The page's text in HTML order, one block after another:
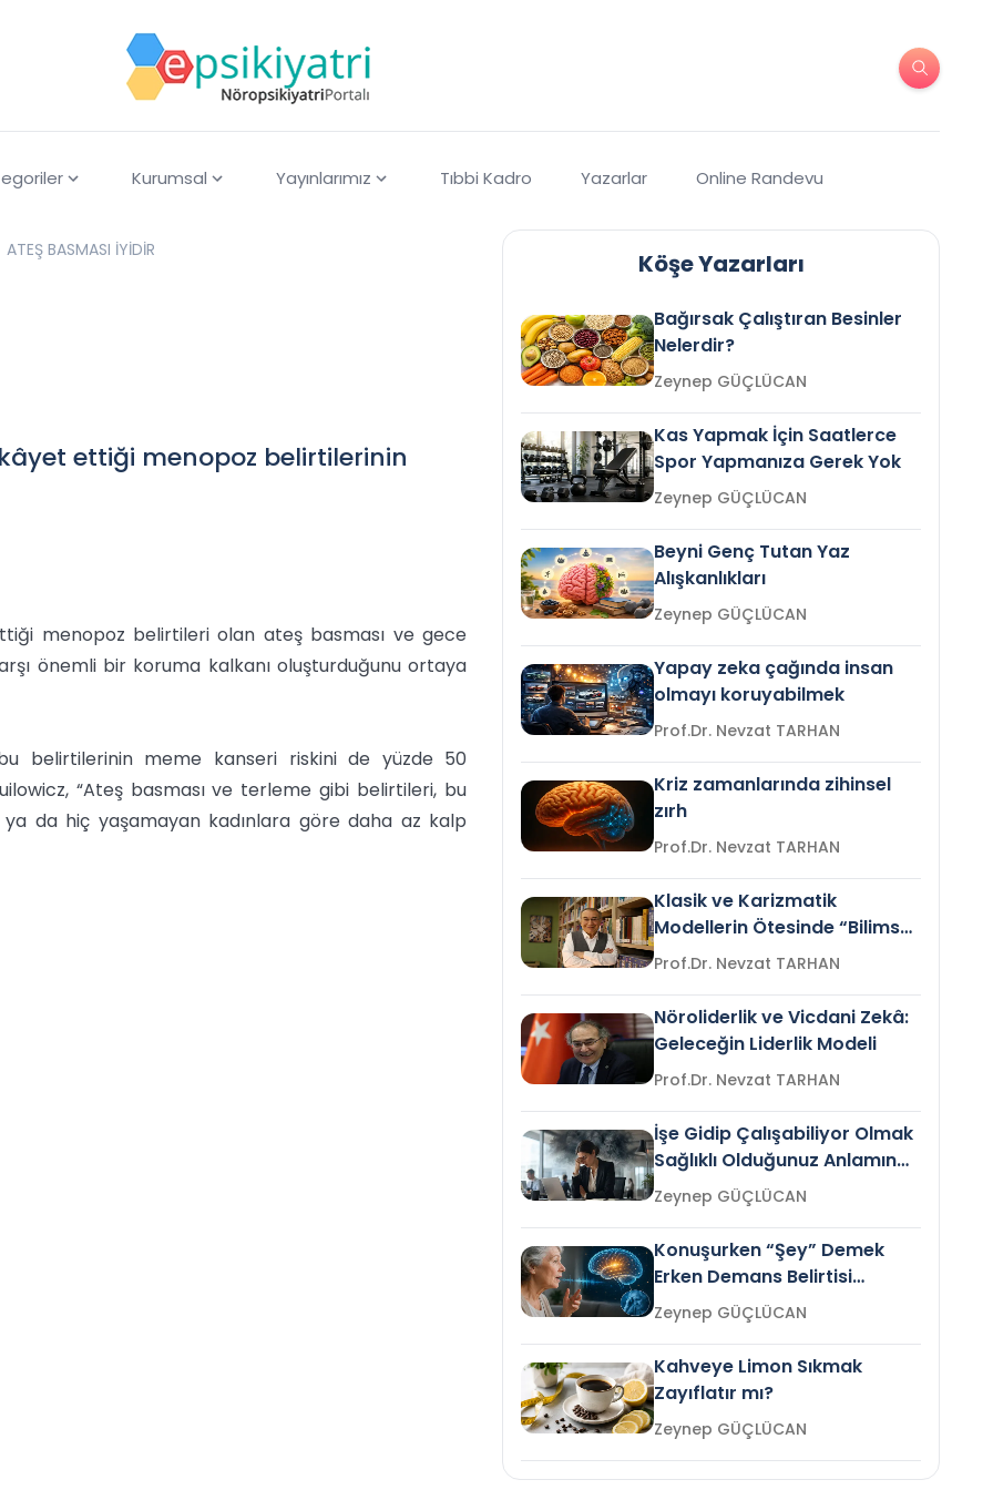
Kurumsal Yayınlarımız Tıbbi Kadro Yazarlar Online Randevu
ATEŞ BASMASI İYİDİR
ettiği menopoz belirtilerinin
menopoz belirtileri olan ateş basması ve gece
önemli bir koruma kalkanı oluşturduğunu ortaya
belirtilerinin meme kanseri riskini de yüzde 50
“Ateş basması ve terleme gibi belirtileri, bu
da hiç yaşamayan kadınlara göre daha az kalp
Köşe Yazarları
Bağırsak Çalıştıran Besinler
Nelerdir?
Zeynep GÜÇLÜCAN
Kas Yapmak İçin Saatlerce
Spor Yapmanıza Gerek Yok
Zeynep GÜÇLÜCAN
Beyni Genç Tutan Yaz
Alışkanlıkları
Zeynep GÜÇLÜCAN
Yapay zeka çağında insan
olmayı koruyabilmek
Prof.Dr. Nevzat TARHAN
Kriz zamanlarında zihinsel
zırh
Prof.Dr. Nevzat TARHAN
Klasik ve Karizmatik
Modellerin Ötesinde “Bilimsel
Liderlik”
Prof.Dr. Nevzat TARHAN
Nöroliderlik ve Vicdani Zekâ:
Geleceğin Liderlik Modeli
Prof.Dr. Nevzat TARHAN
İşe Gidip Çalışabiliyor Olmak
Sağlıklı Olduğunuz Anlamına
Gelir mi?Zeynep GÜÇLÜCAN
Konuşurken “Şey” Demek
Erken Demans Belirtisi
Olabilir mi?Zeynep GÜÇLÜCAN
Kahveye Limon Sıkmak
Zayıflatır mı?
Zeynep GÜÇLÜCAN